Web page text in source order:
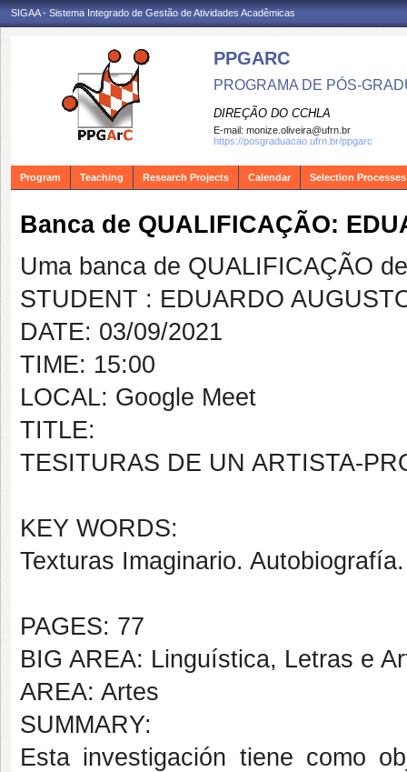
SIGAA - Sistema Integrado de Gestão de Atividades Acadêmicas
PPGARC
PROGRAMA DE PÓS-
DIREÇÃO DO CCHLA
E-mail: monize.oliveira@ufrn.br
https://posgraduacao.ufrn.br/ppgarc
Program Teaching Research Projects Calendar Selection Processes
Banca de QUALIFICAÇÃO:
Uma banca de QUALIFICAÇÃO
STUDENT : EDUARDO
DATE: 03/09/2021
TIME: 15:00
LOCAL: Google Meet
TITLE:
TESITURAS DE UN ARTISTA-
KEY WORDS:
Texturas Imaginario.
PAGES: 77
BIG AREA: Linguística, Letras e
AREA: Artes
SUMMARY:
Esta investigación tiene como